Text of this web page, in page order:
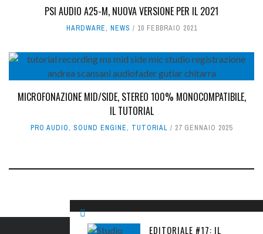
PSI AUDIO A25-M, NUOVA VERSIONE PER IL 2021
HARDWARE, NEWS 10 FEBBRAIO 2021
MICROFONAZIONE MID/SIDE, STEREO 100% MONOCOMPATIBILE,
IL TUTORIAL
PRO AUDIO, SOUND ENGINE, TUTORIAL 27 GENNAIO 2025
EDITORIALE #17: IL